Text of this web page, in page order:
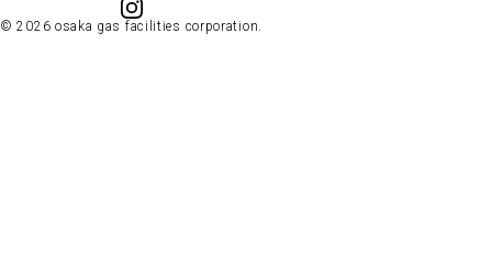
© 2026 osaka gas facilities corporation.